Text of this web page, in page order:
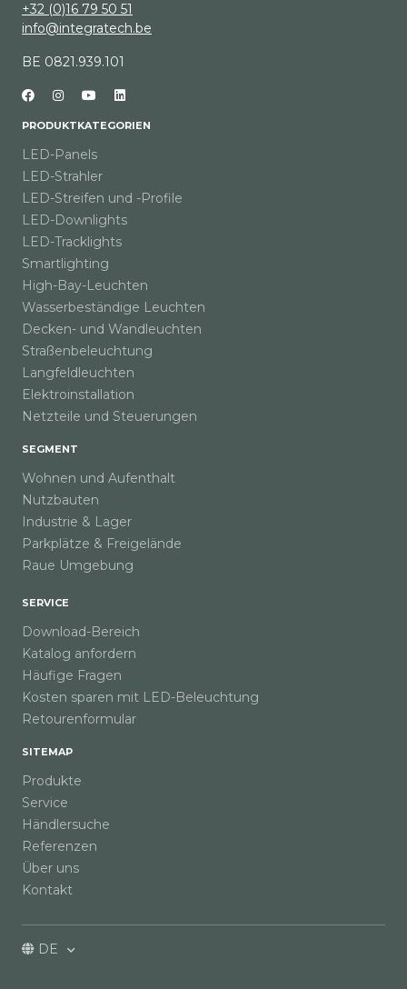
+32 (0)16 79 50 51
info@integratech.be
BE 0821.939.101
PRODUKTKATEGORIEN
LED-Panels
LED-Strahler
LED-Streifen und -Profile
LED-Downlights
LED-Tracklights
Smartlighting
High-Bay-Leuchten
Wasserbeständige Leuchten
Decken- und Wandleuchten
Straßenbeleuchtung
Langfeldleuchten
Elektroinstallation
Netzteile und Steuerungen
SEGMENT
Wohnen und Aufenthalt
Nutzbauten
Industrie & Lager
Parkplätze & Freigelände
Raue Umgebung
SERVICE
Download-Bereich
Katalog anfordern
Häufige Fragen
Kosten sparen mit LED-Beleuchtung
Retourenformular
SITEMAP
Produkte
Service
Händlersuche
Referenzen
Über uns
Kontakt
DE